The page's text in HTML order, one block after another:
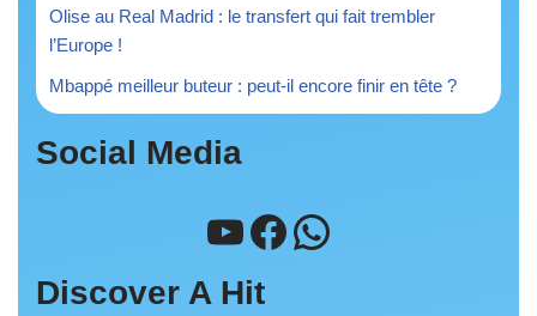
Olise au Real Madrid : le transfert qui fait trembler
l’Europe !
Mbappé meilleur buteur : peut-il encore finir en tête ?
Social Media
Discover A Hit